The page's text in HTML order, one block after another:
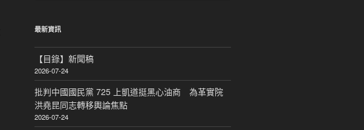
關
字:
最新資訊
【目錄】新聞稿
2026-07-24
批判中國國民黨 725 上凱道挺黑心油商 為革實院
洪堯昆同志轉移輿論焦點
2026-07-24